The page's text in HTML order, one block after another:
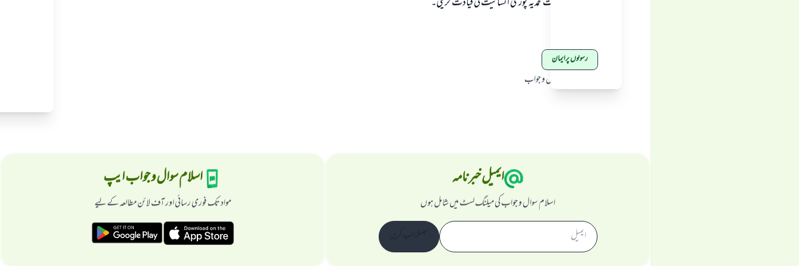
رسولوں پرایمان
الاسلام سوال و جواب
ایمیل خبرنامہ
اسلام سوال و جواب کی میلنگ لسٹ میں شامل ہوں
اسلام سوال و جواب ایپ
مواد تک فوری رسائی اور آف لائن مطالعہ کے لیے